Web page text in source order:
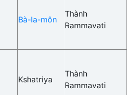
Bà-la-môn
Thành
Rammavati
Kshatriya
Thành
Rammavati